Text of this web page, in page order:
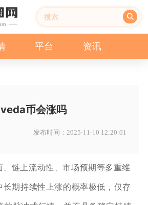
平台 资讯
veda币会涨吗
发布时间：2025-11-10 12:20:01
、链上流动性、市场预期等多重维
期持续性上涨的概率极低，仅存